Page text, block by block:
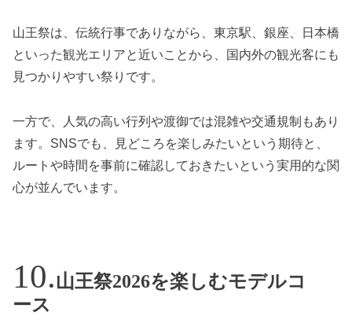
山王祭は、伝統行事でありながら、東京駅、銀座、日本橋
といった観光エリアと近いことから、国内外の観光客にも
見つかりやすい祭りです。
一方で、人気の高い行列や渡御では混雑や交通規制もあり
ます。SNSでも、見どころを楽しみたいという期待と、
ルートや時間を事前に確認しておきたいという実用的な関
心が並んでいます。
山王祭2026を楽しむモデルコ
ース